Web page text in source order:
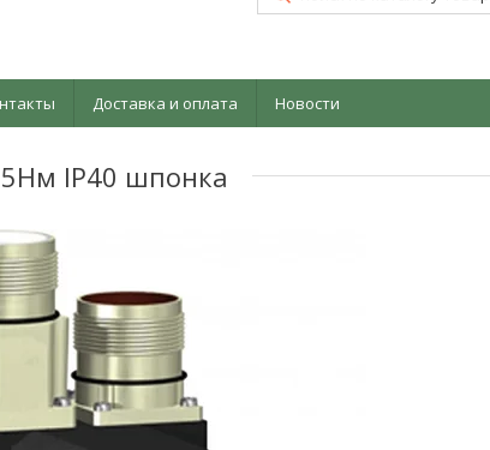
Доставка и оплата Новости
IP40 шпонка